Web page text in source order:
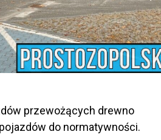
przewożących drewno
do normatywności.